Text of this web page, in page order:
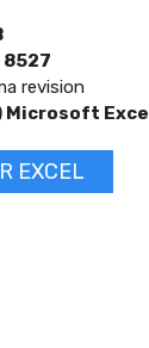
8527
revision
Microsoft Excel
EXCEL